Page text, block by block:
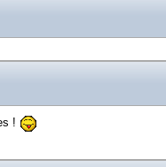
!